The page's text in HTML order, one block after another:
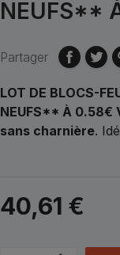
NEUFS**
Partager
LOT DE BLOCS-
NEUFS** À 0.58€
sans charnière.
40,61 €